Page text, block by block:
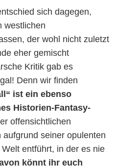
sich dagegen,
westlichen
der wohl nicht zuletzt
eher gemischt
Kritik gab es
Denn wir finden
ist ein ebenso
Historien-Fantasy-
offensichtlichen
seiner opulenten
entführt, in der es nie
könnt ihr euch